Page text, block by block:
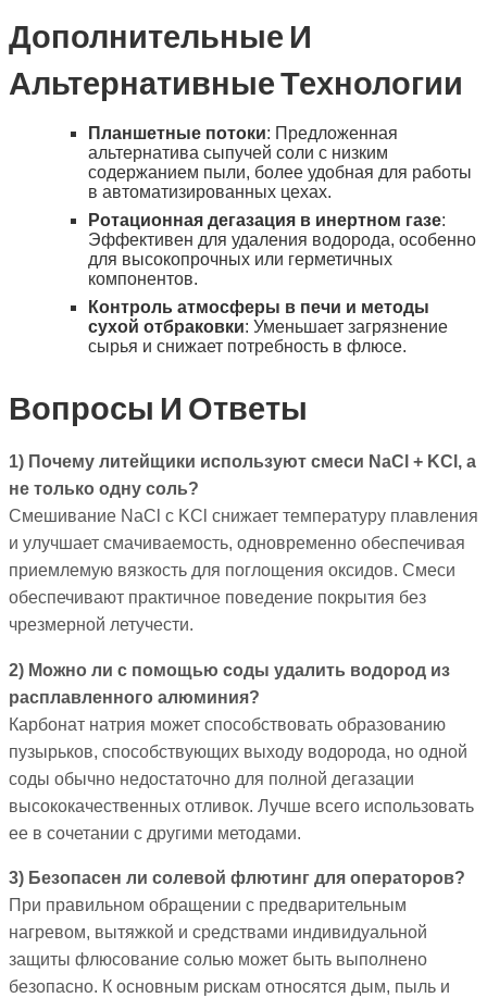
Дополнительные И
Альтернативные Технологии
Планшетные потоки: Предложенная
альтернатива сыпучей соли с низким
содержанием пыли, более удобная для работы
в автоматизированных цехах.
Ротационная дегазация в инертном газе:
Эффективен для удаления водорода, особенно
для высокопрочных или герметичных
компонентов.
Контроль атмосферы в печи и методы
сухой отбраковки: Уменьшает загрязнение
сырья и снижает потребность в флюсе.
Вопросы И Ответы
1) Почему литейщики используют смеси NaCl + KCl, а
не только одну соль?
Смешивание NaCl с KCl снижает температуру плавления
и улучшает смачиваемость, одновременно обеспечивая
приемлемую вязкость для поглощения оксидов. Смеси
обеспечивают практичное поведение покрытия без
чрезмерной летучести.
2) Можно ли с помощью соды удалить водород из
расплавленного алюминия?
Карбонат натрия может способствовать образованию
пузырьков, способствующих выходу водорода, но одной
соды обычно недостаточно для полной дегазации
высококачественных отливок. Лучше всего использовать
ее в сочетании с другими методами.
3) Безопасен ли солевой флютинг для операторов?
При правильном обращении с предварительным
нагревом, вытяжкой и средствами индивидуальной
защиты флюсование солью может быть выполнено
безопасно. К основным рискам относятся дым, пыль и